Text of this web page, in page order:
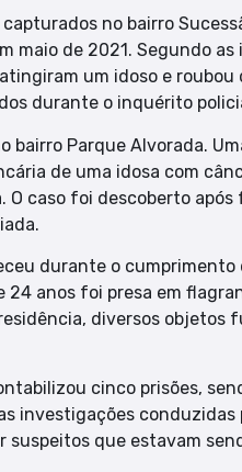
capturados no bairro
maio de 2021. Segundo
um idoso e
durante o inquérito
bairro Parque Alvorada.
de uma idosa com
O caso foi descoberto
durante o cumprimento
24 anos foi presa em
diversos objetos
cinco prisões,
investigações conduzidas
suspeitos que estavam